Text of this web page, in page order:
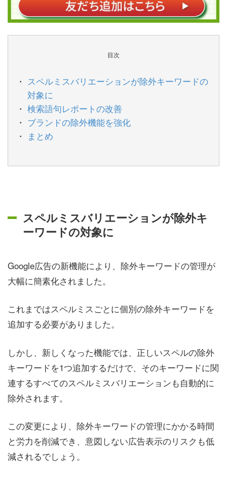
目次
スペルミスバリエーションが除外キーワードの
対象に
検索語句レポートの改善
ブランドの除外機能を強化
まとめ
スペルミスバリエーションが除外キ
ーワードの対象に
Google広告の新機能により、除外キーワードの管理が
大幅に簡素化されました。
これまではスペルミスごとに個別の除外キーワードを
追加する必要がありました。
しかし、新しくなった機能では、正しいスペルの除外
キーワードを1つ追加するだけで、そのキーワードに関
連するすべてのスペルミスバリエーションも自動的に
除外されます。
この変更により、除外キーワードの管理にかかる時間
と労力を削減でき、意図しない広告表示のリスクも低
減されるでしょう。